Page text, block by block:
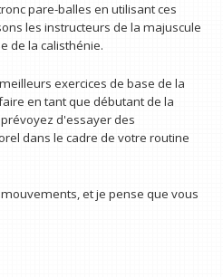
pare-balles en utilisant ces
les instructeurs de la majuscule
de la calisthénie.
exercices de base de la
en tant que débutant de la
d'essayer des
dans le cadre de votre routine
et je pense que vous